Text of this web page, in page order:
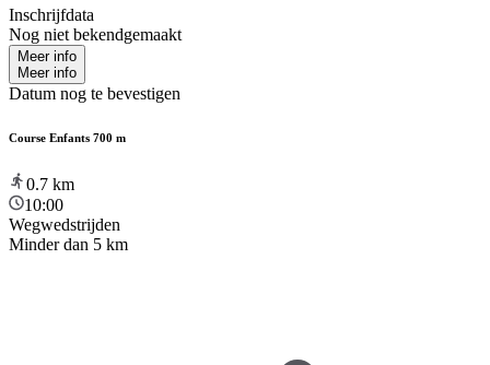
Inschrijfdata
Nog niet bekendgemaakt
Meer info
Meer info
Datum nog te bevestigen
Course Enfants 700 m
0.7 km
10:00
Wegwedstrijden
Minder dan 5 km